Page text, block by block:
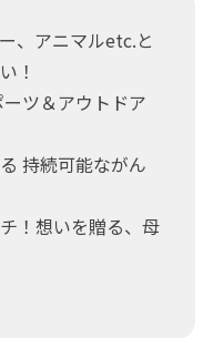
、アニマルetc.と
！
ツ＆アウトドア
持続可能ながん
！想いを贈る、母